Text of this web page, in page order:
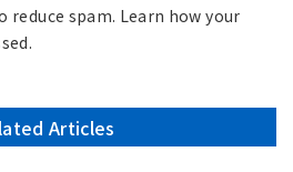
reduce spam. Learn how your
Articles